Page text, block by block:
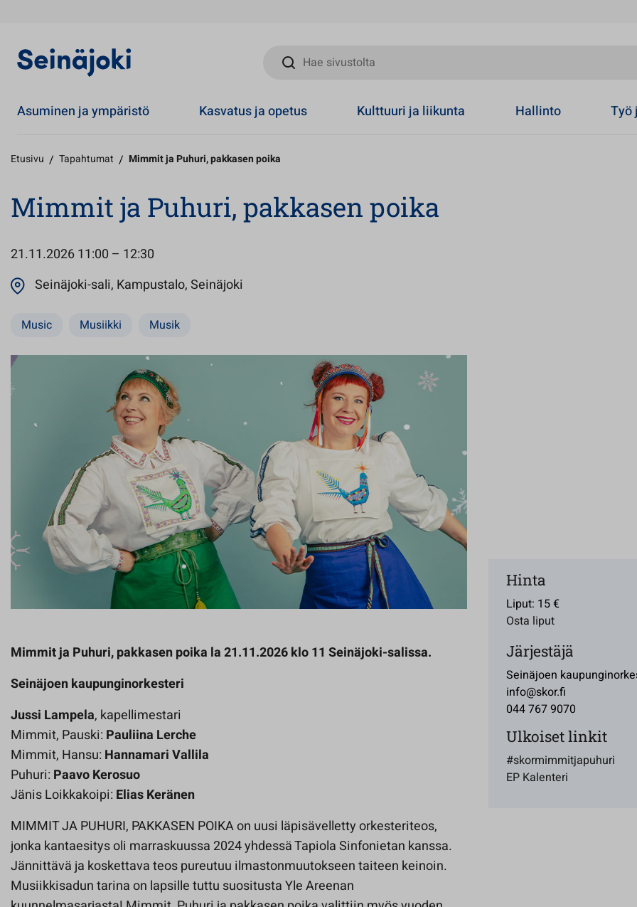
Hae sivustolta
Asuminen ja ympäristö Kasvatus ja opetus Kulttuuri ja liikunta Hallinto Työ
Etusivu / Tapahtumat / Mimmit ja Puhuri, pakkasen poika
Mimmit ja Puhuri, pakkasen poika
21.11.202611:00 – 12:30
Seinäjoki-sali, Kampustalo, Seinäjoki
Music Musiikki Musik
Mimmit ja Puhuri, pakkasen poika la 21.11.2026 klo 11 Seinäjoki-salissa.
Seinäjoen kaupunginorkesteri
Jussi Lampela, kapellimestari
Mimmit, Pauski: Pauliina Lerche
Mimmit, Hansu: Hannamari Vallila
Puhuri: Paavo Kerosuo
Jänis Loikkakoipi: Elias Keränen
MIMMIT JA PUHURI, PAKKASEN POIKA on uusi läpisävelletty orkesteriteos,
jonka kantaesitys oli marraskuussa 2024 yhdessä Tapiola Sinfonietan kanssa.
Jännittävä ja koskettava teos pureutuu ilmastonmuutokseen taiteen keinoin.
Musiikkisadun tarina on lapsille tuttu suositusta Yle Areenan
Hinta
Liput: 15 €
Osta liput
Järjestäjä
Seinäjoen
info@skor.fi
044 767 9070
Ulkoiset linkit
#skormimmitjapuhuri
EP Kalenteri